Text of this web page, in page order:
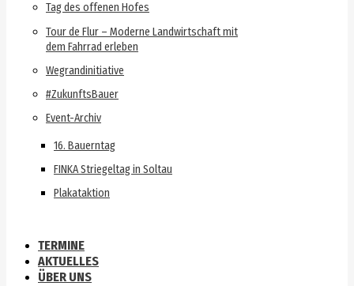
Tag des offenen Hofes
Tour de Flur – Moderne Landwirtschaft mit
dem Fahrrad erleben
Wegrandinitiative
#ZukunftsBauer
Event-Archiv
16. Bauerntag
FINKA Striegeltag in Soltau
Plakataktion
TERMINE
AKTUELLES
ÜBER UNS